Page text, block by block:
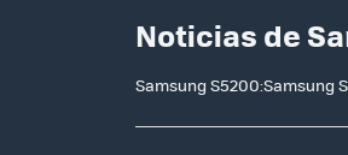
Noticias de
Samsung S5200:Samsung